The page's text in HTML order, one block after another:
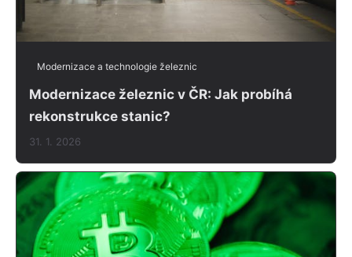
Modernizace a technologie železnic
Modernizace železnic v ČR: Jak probíhá
rekonstrukce stanic?
31. 1. 2026